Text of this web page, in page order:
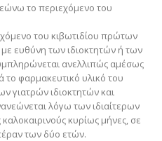
το περιεχόμενο του
του κιβωτιδίου πρώτων
ευθύνη των ιδιοκτητών ή των
ανελλιπώς αμέσως
το φαρμακευτικό υλικό του
γιατρών ιδιοκτητών και
λόγω των ιδιαίτερων
κυρίως μήνες, σε
των δύο ετών.